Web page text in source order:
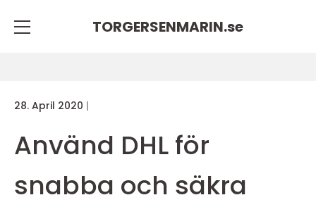
TORGERSENMARIN.se
28. April 2020
Använd DHL för
snabba och säkra